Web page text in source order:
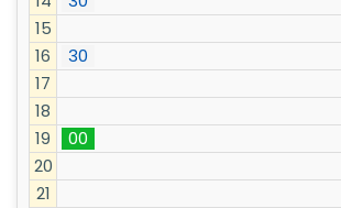
15
16
30
17
18
19
00
20
21